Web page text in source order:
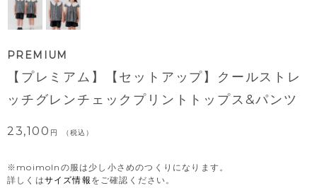
PREMIUM
【プレミアム】【セットアップ】クールストレ
ッチグレンチェックプリントトップス&パンツ
23,100 税込
※moimolnの服は少し小さめのつくりになります。
詳しくはサイズ情報 をご確認ください。